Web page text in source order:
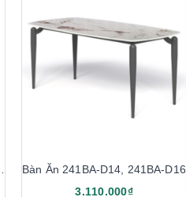
Bàn Ăn 241BA-D14, 241BA-D16
3.110.000₫